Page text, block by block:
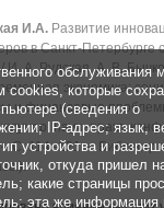
И.А. Развитие
в Санкт-Петербурге
/ И. А. Рудская, А. В.
экономика:
и финансовые
науч.-практ.
C. 114‒121. ‒
обслуживания
cookies, которые
(сведения о
IP-адрес; язык,
устройства и
откуда пришел
какие страницы
эта же информация